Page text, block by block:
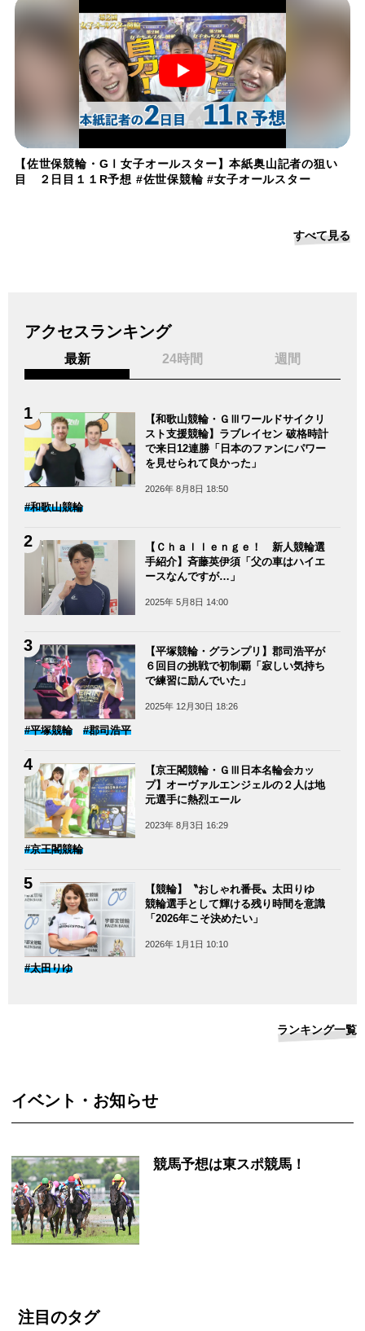
【佐世保競輪・GⅠ女子オールスター】本紙奥山記者の狙い
目 ２日目１１R予想 #佐世保競輪 #女子オールスター
すべて見る
アクセスランキング
最新 24時間 週間
【和歌山競輪・ＧⅢワールドサイクリ
スト支援競輪】ラブレイセン 破格時計
で来日12連勝「日本のファンにパワー
を見せられて良かった」
2026年 8月8日 18:50
#和歌山競輪
【Ｃｈａｌｌｅｎｇｅ！ 新人競輪選
手紹介】斉藤英伊須「父の車はハイエ
ースなんですが…」
2025年 5月8日 14:00
【平塚競輪・グランプリ】郡司浩平が
６回目の挑戦で初制覇「寂しい気持ち
で練習に励んでいた」
2025年 12月30日 18:26
#平塚競輪 #郡司浩平
【京王閣競輪・ＧⅢ日本名輪会カッ
プ】オーヴァルエンジェルの２人は地
元選手に熱烈エール
2023年 8月3日 16:29
#京王閣競輪
【競輪】〝おしゃれ番長〟太田りゆ
競輪選手として輝ける残り時間を意識
「2026年こそ決めたい」
2026年 1月1日 10:10
#太田りゆ
ランキング一覧
イベント・お知らせ
競馬予想は東スポ競馬！
注目のタグ